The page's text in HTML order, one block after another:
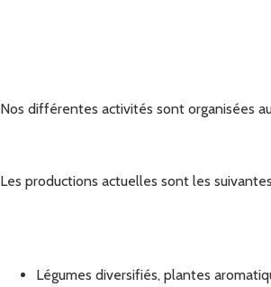
Nos différentes activités sont organisées
Les productions actuelles sont les
Légumes diversifiés, plantes